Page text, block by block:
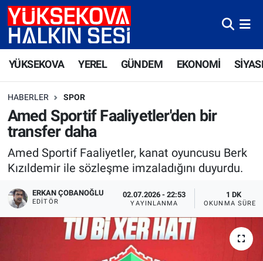
YÜKSEKOVA YEREL GÜNDEM EKONOMİ
HABERLER SPOR
Amed Sportif Faaliyetler'den bir
transfer daha
Amed Sportif Faaliyetler, kanat oyuncusu Berk
Kızıldemir ile sözleşme imzaladığını duyurdu.
ERKAN ÇOBANOĞLU
EDITÖR
02.07.2026 - 22:53
YAYINLANMA
1 DK
OKUNMA SÜRESI
Yüksekova Nöbetçi Eczaneler
Yüksekova Trafik Yoğunluk Haritası
Süper Lig Puan Durumu ve Fikstür
Tüm Manşetler
Son Dakika Haberleri
Haber Arşivi